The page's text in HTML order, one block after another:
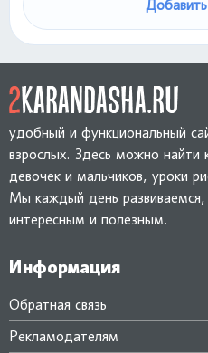
удобный и функциональный
взрослых. Здесь можно найти
девочек и мальчиков, уроки
Мы каждый день
интересным и полезным.
Информация
Обратная связь
Рекламодателям